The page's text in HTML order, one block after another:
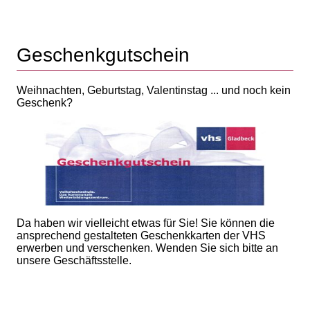
Geschenkgutschein
Weihnachten, Geburtstag, Valentinstag ... und noch kein
Geschenk?
Da haben wir vielleicht etwas für Sie! Sie können die
ansprechend gestalteten Geschenkkarten der VHS
erwerben und verschenken. Wenden Sie sich bitte an
unsere Geschäftsstelle.